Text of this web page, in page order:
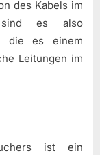
des Kabels im
sind es also
die es einem
Leitungen im
ist ein